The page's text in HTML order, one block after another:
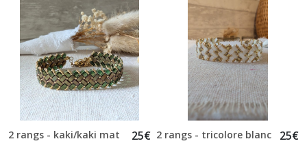
2 rangs - kaki/kaki mat 25€ 2 rangs - tricolore blanc 25€
2
rangs
bicolores
(rocailles
argentées)
(3)
Afficher
les